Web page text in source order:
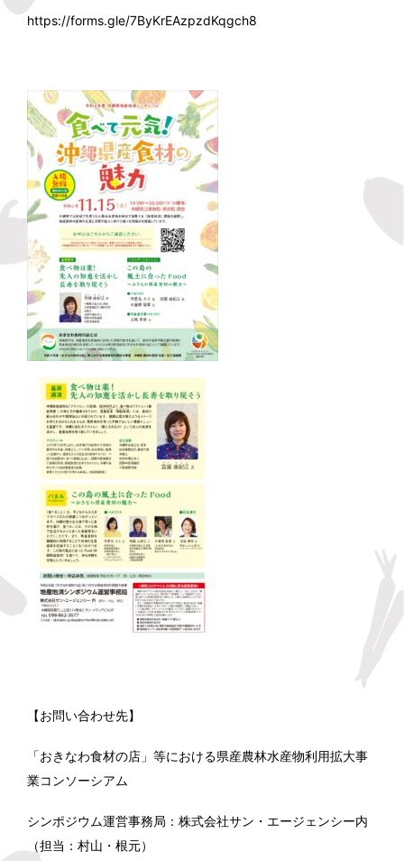
https://forms.gle/7ByKrEAzpzdKqgch8
【お問い合わせ先】
「おきなわ食材の店」等における県産農林水産物利用拡大事
業コンソーシアム
シンポジウム運営事務局：株式会社サン・エージェンシー内
（担当：村山・根元）